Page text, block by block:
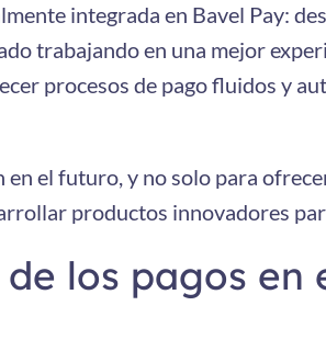
integrada en Bavel Pay:
trabajando en una mejor
procesos de pago fluidos y
el futuro, y no solo para
productos innovadores
los pagos en